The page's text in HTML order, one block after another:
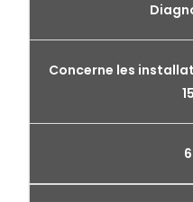
Concerne les